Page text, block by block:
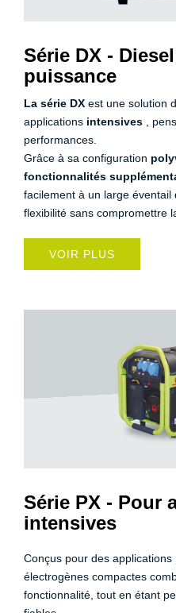
Série DX -
puissance
La série DX est une solution
applications intensives ,
performances.
Grâce à sa configuration
fonctionnalités
facilement à un large
flexibilité sans compromettre
VOIR PLUS
Série PX - Pour
intensives
Conçus pour des
électrogènes compactes
fonctionnalité, tout en étant